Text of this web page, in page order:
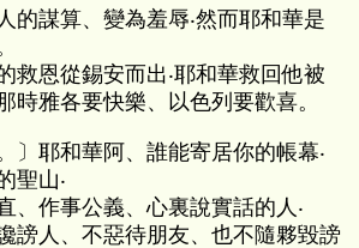
的謀算、變為羞辱‧然而耶和華是
救恩從錫安而出‧耶和華救回他被
時雅各要快樂、以色列要歡喜。
〕耶和華阿、誰能寄居你的帳幕‧
聖山‧
、作事公義、心裏說實話的人‧
謗人、不惡待朋友、也不隨夥毀謗